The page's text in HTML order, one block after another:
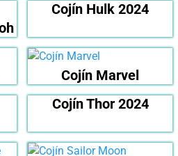
Cojín Hulk 2024
Cojín Marvel
Cojín Thor 2024